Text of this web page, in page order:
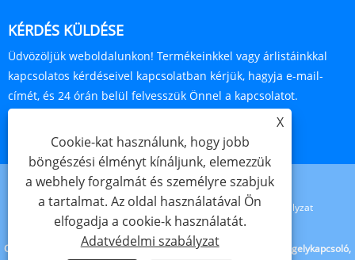
KÉRDÉS KÜLDÉSE
Üdvözöljük weboldalunkon! Termékeinkkel vagy árlistáinkkal
kapcsolatos kérdéseivel kapcsolatban kérjük, hagyja e-mail-
címét, és 24 órán belül felvesszük Önnel a kapcsolatot.
Links Sitemap RSS XML Adatvédelmi szabályzat
Copyright © 2023 Cixi Beideli Pipe Fitting Co.,Ltd. - Univerzális tengelykapcsoló,
X
Cookie-kat használunk, hogy jobb
böngészési élményt kínáljunk, elemezzük
a webhely forgalmát és személyre szabjuk
a tartalmat. Az oldal használatával Ön
elfogadja a cookie-k használatát.
Adatvédelmi szabályzat